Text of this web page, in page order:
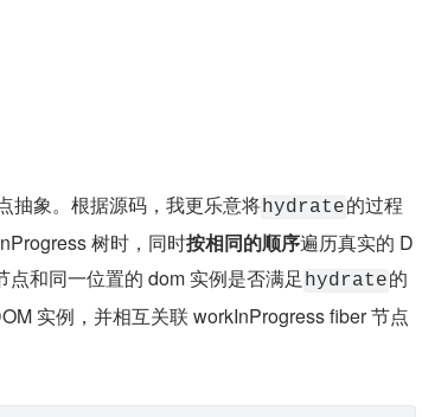
抽象。根据源码，我更乐意将hydrate的过程
树时，同时按相同的顺序遍历真实的 D
和同一位置的 dom 实例是否满足 hydrate的
实例，并相互关联 workInProgress fiber 节点